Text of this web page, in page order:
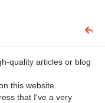
quality articles or blog
this website.
that I've a very